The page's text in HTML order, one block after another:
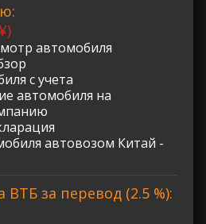
автомобиля
с учета
автомобиля на
автовозом Китай -
за перевод (2.5 %):